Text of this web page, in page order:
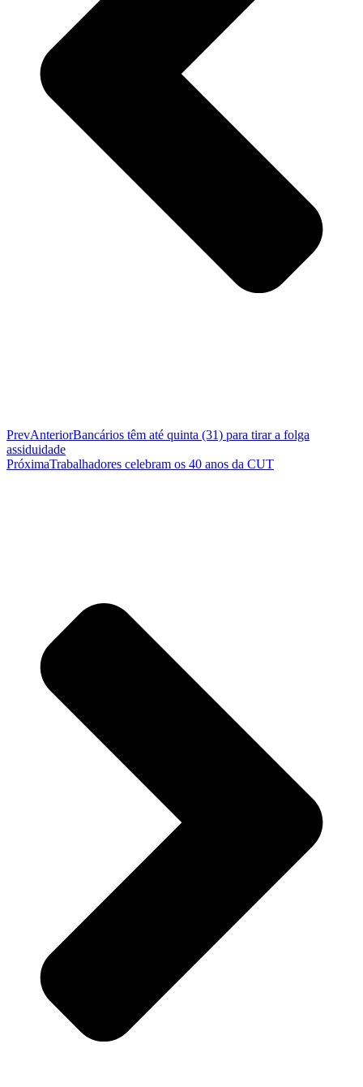
PrevAnteriorBancários têm até quinta (31) para tirar a folga
assiduidade
PróximaTrabalhadores celebram os 40 anos da CUT